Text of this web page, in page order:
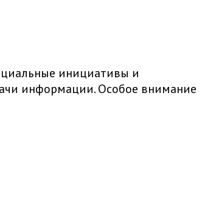
инициативы и
информации. Особое внимание